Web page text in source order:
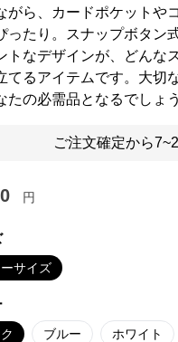
がら、カードポケットや
ったり。スナップボタン
トなデザインが、どんな
てるアイテムです。大切
たの必需品となるでしょう
ご注文確定から
円
サイズ
ブルー ホワイト